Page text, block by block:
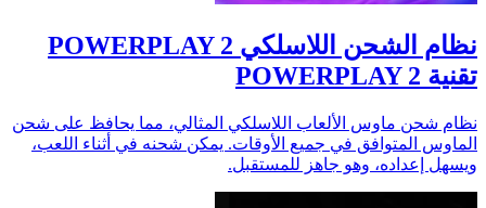
نظام الشحن اللاسلكي POWERPLAY 2
تقنية ‏POWERPLAY 2
نظام شحن ماوس الألعاب اللاسلكي المثالي، مما يحافظ على شحن
الماوس المتوافق في جميع الأوقات. يمكن شحنه في أثناء اللعب،
ويسهل إعداده، وهو جاهز للمستقبل.